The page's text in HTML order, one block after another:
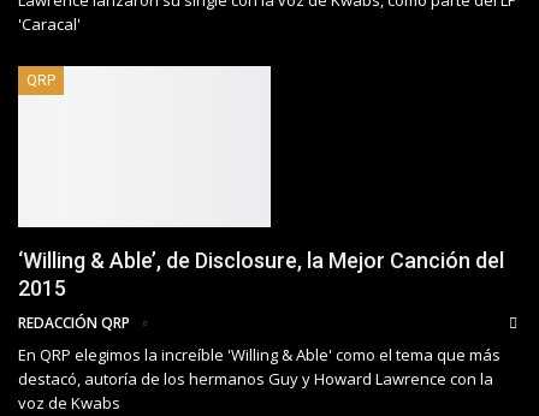
'Caracal'
QRP
‘Willing & Able’, de Disclosure, la Mejor Canción del
2015
REDACCIÓN QRP
En QRP elegimos la increíble 'Willing & Able' como el tema que más
destacó, autoría de los hermanos Guy y Howard Lawrence con la
voz de Kwabs